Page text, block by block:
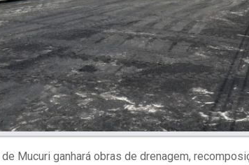
Mucuri ganhará obras de drenagem,